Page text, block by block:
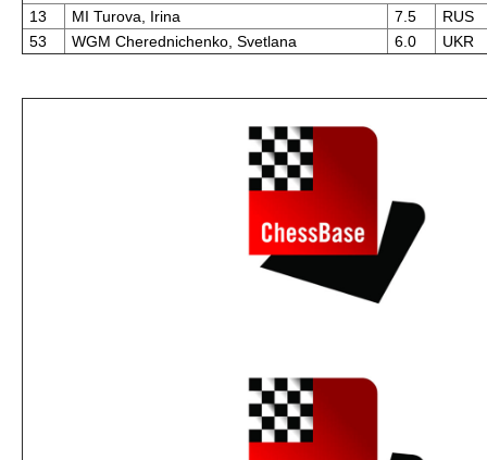
13 MI Turova, Irina 7.5
RUS
53
WGM Cherednichenko, Svetlana 6.0 UKR